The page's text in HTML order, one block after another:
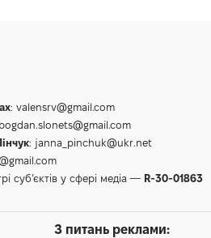
: valensrv@gmail.com
bogdan.slonets@gmail.com
: janna_pinchuk@ukr.net
суб’єктів у сфері медіа — R-30-01863
З питань реклами: